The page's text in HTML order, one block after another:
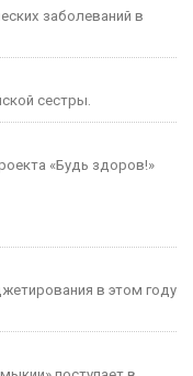
форума
Калмыкии.
палата